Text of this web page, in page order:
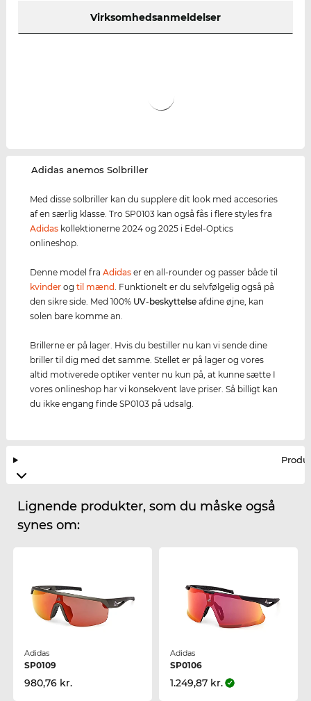
Virksomhedsanmeldelser
‌Adidas anemos Solbriller
Med disse solbriller kan du supplere dit look med accesories
af en særlig klasse. Tro SP0103 kan også fås i flere styles fra
Adidas kollektionerne 2024 og 2025 i Edel-Optics
onlineshop.
Denne model fraAdidas er en all-rounder og passer både til
kvinder ogtil mænd. Funktionelt er du selvfølgelig også på
den sikre side. Med 100% UV-beskyttelse afdine øjne, kan
solen bare komme an.
Brillerne er på lager. Hvis du bestiller nu kan vi sende dine
briller til dig med det samme. Stellet er på lager og vores
altid motiverede optiker venter nu kun på, at kunne sætte I
vores onlineshop har vi konsekvent lave priser. Så billigt kan
du ikke engang finde SP0103 på udsalg.
Lignende produkter, som du måske også
synes om:
Adidas
SP0109
980,76 kr.
Adidas
SP0106
1.249,87 kr.